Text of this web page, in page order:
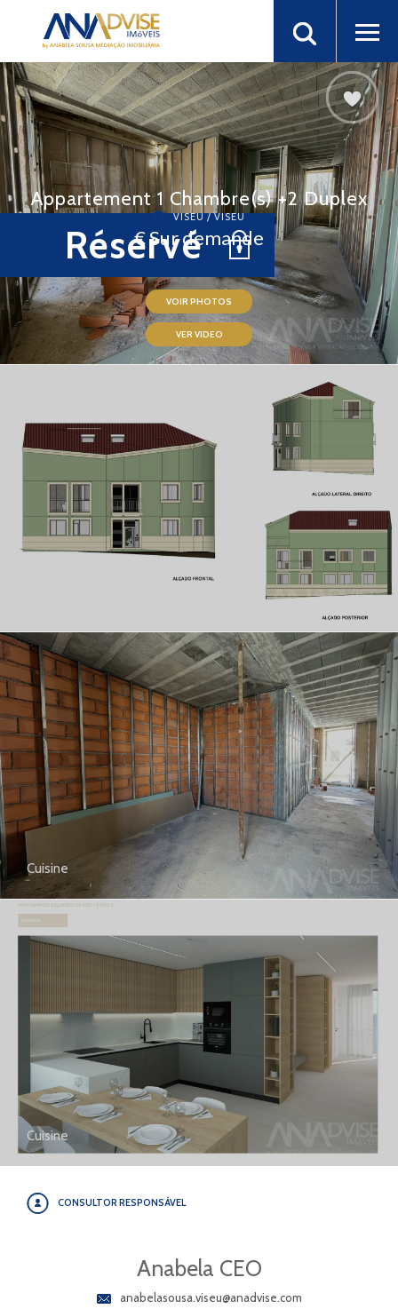
VOIR PHOTOS
VER VIDEO
Réservé
Appartement 1 Chambre(s) +2 Duplex
VISEU / VISEU
€ Sur demande
Cuisine
Cuisine
CONSULTOR RESPONSÁVEL
Anabela CEO
anabelasousa.viseu@anadvise.com